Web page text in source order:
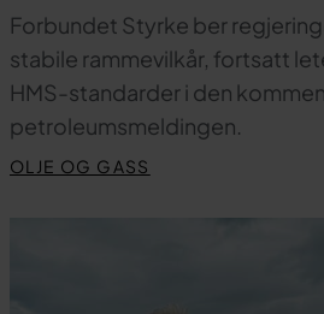
Forbundet Styrke ber
stabile rammevilkår, fortsatt
HMS-standarder i den
petroleumsmeldingen.
OLJE OG GASS